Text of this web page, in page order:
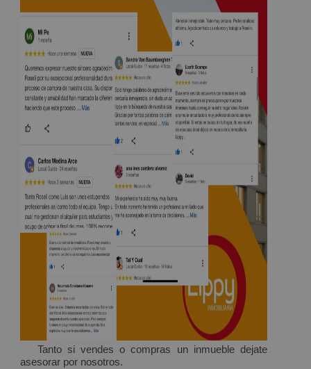
Tanto si vendes o compras un inmueble dejate
asesorar por nosotros.